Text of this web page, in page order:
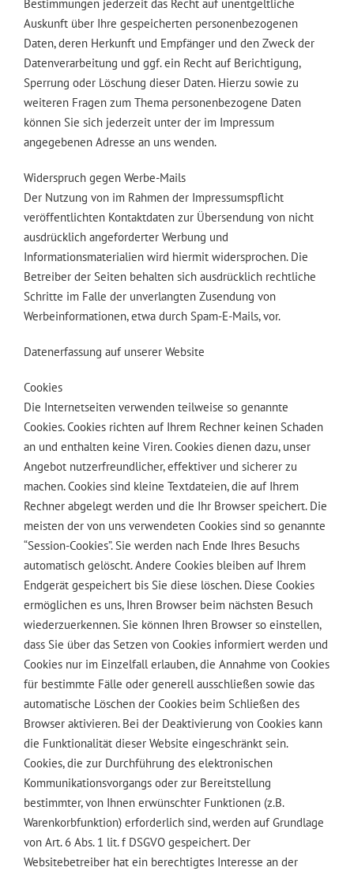
Bestimmungen jederzeit das Recht auf unentgeltliche
Auskunft über Ihre gespeicherten personenbezogenen
Daten, deren Herkunft und Empfänger und den Zweck der
Datenverarbeitung und ggf. ein Recht auf Berichtigung,
Sperrung oder Löschung dieser Daten. Hierzu sowie zu
weiteren Fragen zum Thema personenbezogene Daten
können Sie sich jederzeit unter der im Impressum
angegebenen Adresse an uns wenden.
Widerspruch gegen Werbe-Mails
Der Nutzung von im Rahmen der Impressumspflicht
veröffentlichten Kontaktdaten zur Übersendung von nicht
ausdrücklich angeforderter Werbung und
Informationsmaterialien wird hiermit widersprochen. Die
Betreiber der Seiten behalten sich ausdrücklich rechtliche
Schritte im Falle der unverlangten Zusendung von
Werbeinformationen, etwa durch Spam-E-Mails, vor.
Datenerfassung auf unserer Website
Cookies
Die Internetseiten verwenden teilweise so genannte
Cookies. Cookies richten auf Ihrem Rechner keinen Schaden
an und enthalten keine Viren. Cookies dienen dazu, unser
Angebot nutzerfreundlicher, effektiver und sicherer zu
machen. Cookies sind kleine Textdateien, die auf Ihrem
Rechner abgelegt werden und die Ihr Browser speichert. Die
meisten der von uns verwendeten Cookies sind so genannte
“Session-Cookies”. Sie werden nach Ende Ihres Besuchs
automatisch gelöscht. Andere Cookies bleiben auf Ihrem
Endgerät gespeichert bis Sie diese löschen. Diese Cookies
ermöglichen es uns, Ihren Browser beim nächsten Besuch
wiederzuerkennen. Sie können Ihren Browser so einstellen,
dass Sie über das Setzen von Cookies informiert werden und
Cookies nur im Einzelfall erlauben, die Annahme von Cookies
für bestimmte Fälle oder generell ausschließen sowie das
automatische Löschen der Cookies beim Schließen des
Browser aktivieren. Bei der Deaktivierung von Cookies kann
die Funktionalität dieser Website eingeschränkt sein.
Cookies, die zur Durchführung des elektronischen
Kommunikationsvorgangs oder zur Bereitstellung
bestimmter, von Ihnen erwünschter Funktionen (z.B.
Warenkorbfunktion) erforderlich sind, werden auf Grundlage
von Art. 6 Abs. 1 lit. f DSGVO gespeichert. Der
Websitebetreiber hat ein berechtigtes Interesse an der